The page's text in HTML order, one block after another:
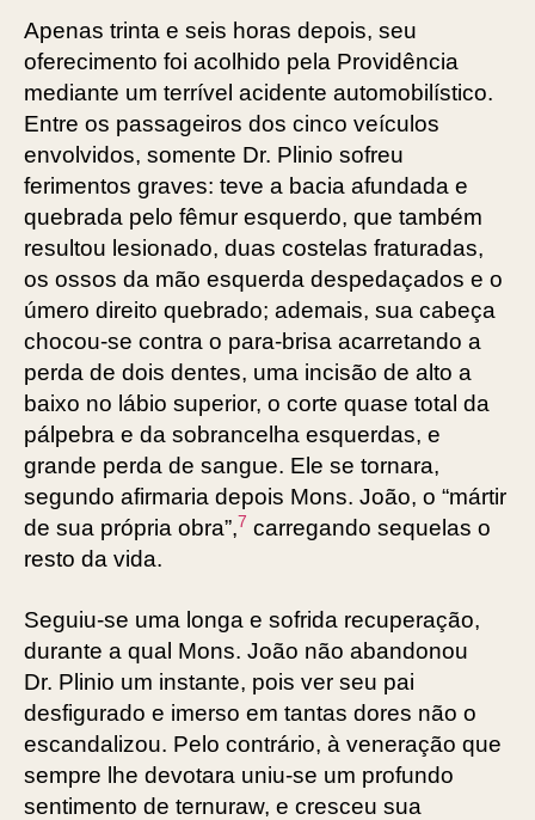
Apenas trinta e seis horas depois, seu
oferecimento foi acolhido pela Providência
mediante um terrível acidente automobilístico.
Entre os passageiros dos cinco veículos
envolvidos, somente Dr. Plinio sofreu
ferimentos graves: teve a bacia afundada e
quebrada pelo fêmur esquerdo, que também
resultou lesionado, duas costelas fraturadas,
os ossos da mão esquerda despedaçados e o
úmero direito quebrado; ademais, sua cabeça
chocou-se contra o para-brisa acarretando a
perda de dois dentes, uma incisão de alto a
baixo no lábio superior, o corte quase total da
pálpebra e da sobrancelha esquerdas, e
grande perda de sangue. Ele se tornara,
segundo afirmaria depois Mons. João, o “mártir
de sua própria obra”,7 carregando sequelas o
resto da vida.
Seguiu-se uma longa e sofrida recuperação,
durante a qual Mons. João não abandonou
Dr. Plinio um instante, pois ver seu pai
desfigurado e imerso em tantas dores não o
escandalizou. Pelo contrário, à veneração que
sempre lhe devotara uniu-se um profundo
sentimento de ternuraw, e cresceu sua